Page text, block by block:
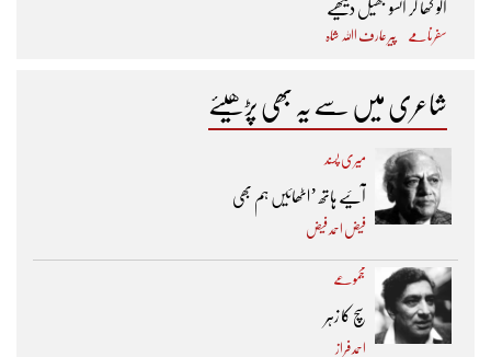
آلو کھا کر آنسو جھیل دیکھیے
سفرنامے پیر عارف اﷲ شاہ
شاعری میں سے یہ بھی پڑھیئے
میری پسند
آئیے ہاتھ ’اٹھائیں ہم بھی
فیض احمد فیض
مجموعے
سچ کا زہر
احمد فراز